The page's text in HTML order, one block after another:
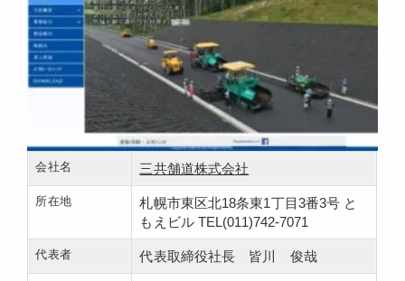
会社名 三共舗道株式会社
所在地
札幌市東区北18条東1丁目3番3号 と
もえビル TEL(011)742-7071
代表者 代表取締役社長 皆川 俊哉